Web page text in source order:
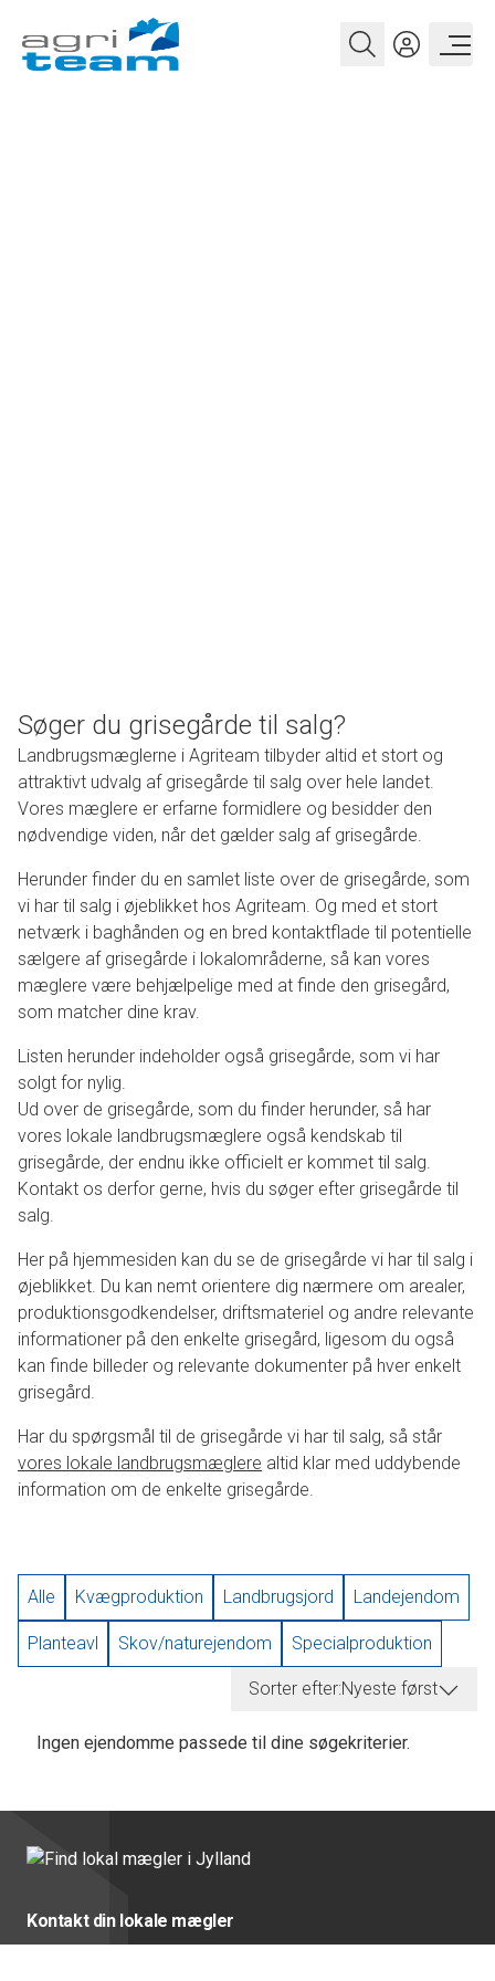
Søger du grisegårde til salg?
Landbrugsmæglerne i Agriteam tilbyder altid et stort og
attraktivt udvalg af grisegårde til salg over hele landet.
Vores mæglere er erfarne formidlere og besidder den
nødvendige viden, når det gælder salg af grisegårde.
Herunder finder du en samlet liste over de grisegårde, som
vi har til salg i øjeblikket hos Agriteam. Og med et stort
netværk i baghånden og en bred kontaktflade til potentielle
sælgere af grisegårde i lokalområderne, så kan vores
mæglere være behjælpelige med at finde den grisegård,
som matcher dine krav.
Listen herunder indeholder også grisegårde, som vi har
solgt for nylig.
Ud over de grisegårde, som du finder herunder, så har
vores lokale landbrugsmæglere også kendskab til
grisegårde, der endnu ikke officielt er kommet til salg.
Kontakt os derfor gerne, hvis du søger efter grisegårde til
salg.
Her på hjemmesiden kan du se de grisegårde vi har til salg i
øjeblikket. Du kan nemt orientere dig nærmere om arealer,
produktionsgodkendelser, driftsmateriel og andre relevante
informationer på den enkelte grisegård, ligesom du også
kan finde billeder og relevante dokumenter på hver enkelt
grisegård.
Har du spørgsmål til de grisegårde vi har til salg, så står
vores lokale landbrugsmæglere altid klar med uddybende
information om de enkelte grisegårde.
Alle Kvægproduktion Landbrugsjord Landejendom
Planteavl Skov/naturejendom Specialproduktion
Sorter efter:Nyeste først
Ingen ejendomme passede til dine søgekriterier.
Kontakt din lokale mægler